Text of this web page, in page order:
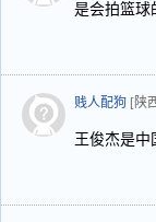
是会拍篮球
贱人配狗 [陕
王俊杰是中